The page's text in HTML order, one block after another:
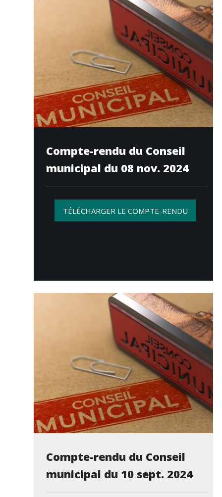
Compte-rendu du Conseil
municipal du 08 nov. 2024
TÉLÉCHARGER LE COMPTE-RENDU
Compte-rendu du Conseil
municipal du 10 sept. 2024